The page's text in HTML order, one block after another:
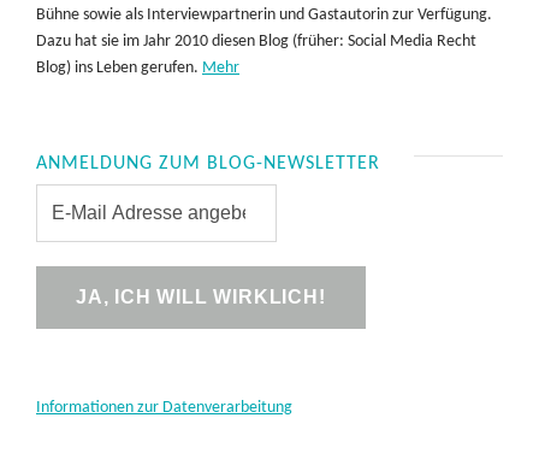
Bühne sowie als Interviewpartnerin und Gastautorin zur Verfügung.
Dazu hat sie im Jahr 2010 diesen Blog (früher: Social Media Recht
Blog) ins Leben gerufen. Mehr
ANMELDUNG ZUM BLOG-NEWSLETTER
Informationen zur Datenverarbeitung